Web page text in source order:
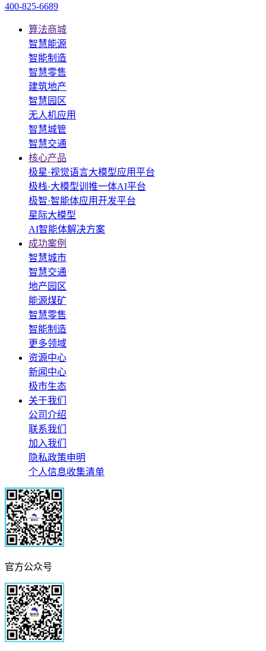
400-825-6689
算法商城
智慧能源
智能制造
智慧零售
建筑地产
智慧园区
无人机应用
智慧城管
智慧交通
核心产品
极星·视觉语言大模型应用平台
极栈·大模型训推一体AI平台
极智·智能体应用开发平台
星际大模型
AI智能体解决方案
成功案例
智慧城市
智慧交通
地产园区
能源煤矿
智慧零售
智能制造
更多领域
资源中心
新闻中心
极市生态
关于我们
公司介绍
联系我们
加入我们
隐私政策申明
个人信息收集清单
官方公众号